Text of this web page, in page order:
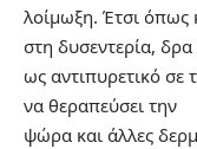
λοίμωξη. Έτσι όπως
στη δυσεντερία, δρα
ως αντιπυρετικό σε
να θεραπεύσει την
ψώρα και άλλες